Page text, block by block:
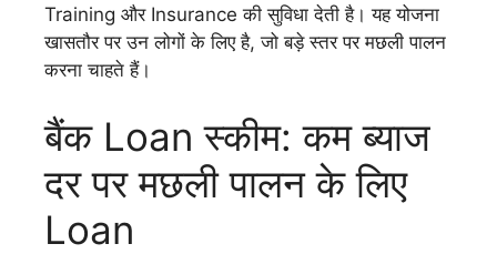
Training और Insurance की सुविधा देती है। यह योजना
खासतौर पर उन लोगों के लिए है, जो बड़े स्तर पर मछली पालन
करना चाहते हैं।
बैंक Loan स्कीम: कम ब्याज
दर पर मछली पालन के लिए
Loan